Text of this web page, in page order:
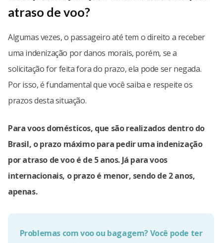
atraso de voo?
Algumas vezes, o passageiro até tem o direito a receber
uma indenização por danos morais, porém, se a
solicitação for feita fora do prazo, ela pode ser negada.
Por isso, é fundamental que você saiba e respeite os
prazos desta situação.
Para voos domésticos, que são realizados dentro do
Brasil, o prazo máximo para pedir uma indenização
por atraso de voo é de 5 anos. Já para voos
internacionais, o prazo é menor, sendo de 2 anos,
apenas.
Problemas com voo ou bagagem? Você pode ter